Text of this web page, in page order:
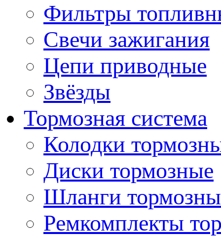
Фильтры
Свечи зажигания
Цепи приводные
Звёзды
Тормозная система
Колодки
Диски тормозные
Шланги
Ремкомплекты